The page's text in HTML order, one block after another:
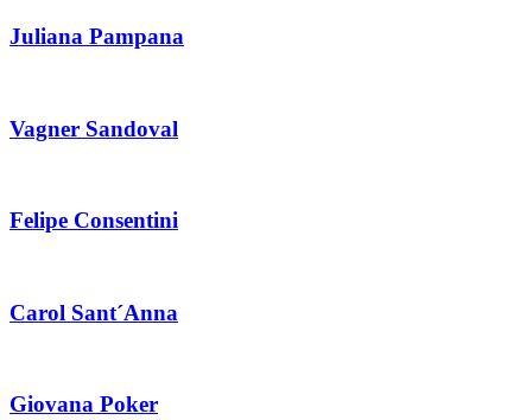
Juliana Pampana
Vagner Sandoval
Felipe Consentini
Carol Sant´Anna
Giovana Poker